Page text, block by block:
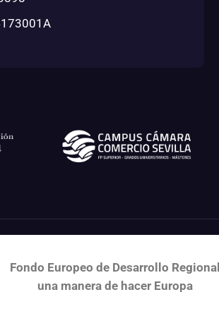
Fondo Europeo de Desarrollo
una manera de hacer Europa